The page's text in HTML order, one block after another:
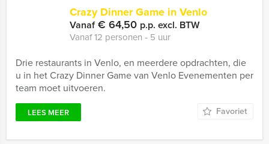
Crazy Dinner Game in Venlo
Vanaf€ 64,50 p.p. excl. BTW
Vanaf 12 personen ‐ 5 uur
Drie restaurants in Venlo, en meerdere opdrachten, die
u in het Crazy Dinner Game van Venlo Evenementen per
team moet uitvoeren.
LEES MEER Favoriet